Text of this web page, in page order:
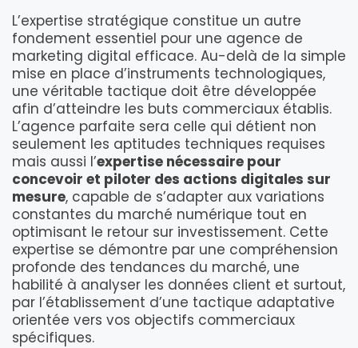
L’expertise stratégique constitue un autre
fondement essentiel pour une agence de
marketing digital efficace. Au-delà de la simple
mise en place d’instruments technologiques,
une véritable tactique doit être développée
afin d’atteindre les buts commerciaux établis.
L’agence parfaite sera celle qui détient non
seulement les aptitudes techniques requises
mais aussi l’expertise nécessaire pour
concevoir et piloter des actions digitales sur
mesure, capable de s’adapter aux variations
constantes du marché numérique tout en
optimisant le retour sur investissement. Cette
expertise se démontre par une compréhension
profonde des tendances du marché, une
habilité à analyser les données client et surtout,
par l’établissement d’une tactique adaptative
orientée vers vos objectifs commerciaux
spécifiques.